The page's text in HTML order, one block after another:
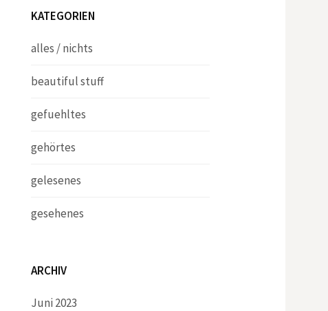
KATEGORIEN
alles / nichts
beautiful stuff
gefuehltes
gehörtes
gelesenes
gesehenes
ARCHIV
Juni 2023